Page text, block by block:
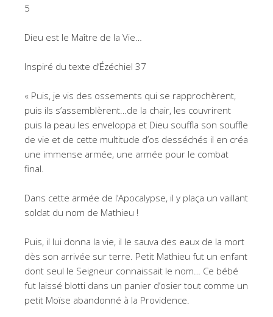
5
Dieu est le Maître de la Vie…
Inspiré du texte d’Ézéchiel 37
« Puis, je vis des ossements qui se rapprochèrent,
puis ils s’assemblèrent…de la chair, les couvrirent
puis la peau les enveloppa et Dieu souffla son souffle
de vie et de cette multitude d’os desséchés il en créa
une immense armée, une armée pour le combat
final.
Dans cette armée de l’Apocalypse, il y plaça un vaillant
soldat du nom de Mathieu !
Puis, il lui donna la vie, il le sauva des eaux de la mort
dès son arrivée sur terre. Petit Mathieu fut un enfant
dont seul le Seigneur connaissait le nom… Ce bébé
fut laissé blotti dans un panier d’osier tout comme un
petit Moïse abandonné à la Providence.